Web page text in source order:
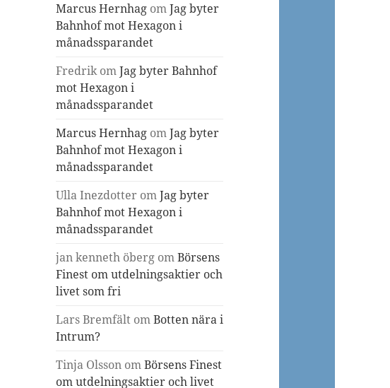
Marcus Hernhag omJag byter
Bahnhof mot Hexagon i
månadssparandet
FredrikomJag byter Bahnhof
mot Hexagon i
månadssparandet
Marcus Hernhag omJag byter
Bahnhof mot Hexagon i
månadssparandet
Ulla Inezdotter omJag byter
Bahnhof mot Hexagon i
månadssparandet
jan kenneth öberg omBörsens
Finest om utdelningsaktier och
livet som fri
Lars Bremfält omBotten nära i
Intrum?
Tinja Olsson omBörsens Finest
om utdelningsaktier och livet